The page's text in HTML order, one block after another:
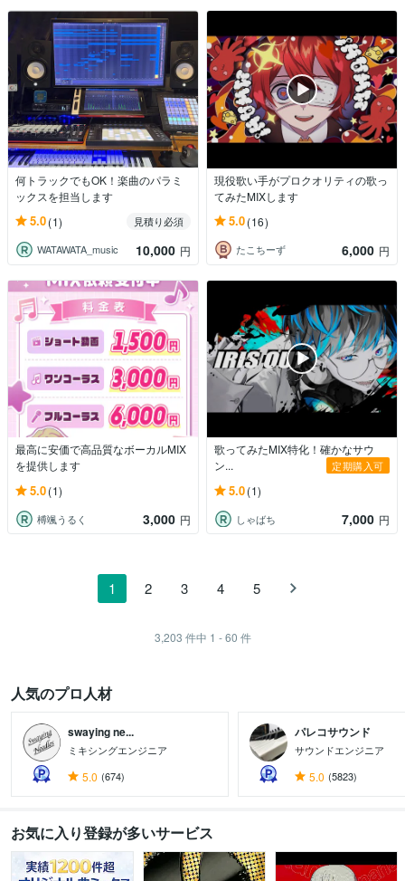
何トラックでもOK！楽曲のパラミ
ックスを担当します
5.0(1)
見積り必須
WATAWATA_music
10,000 円
現役歌い手がプロクオリティの歌っ
てみたMIXします
5.0(16)
たこちーず 6,000 円
最高に安価で高品質なボーカルMIX
を提供します
5.0(1)
榑颯うるく 3,000 円
歌ってみたMIX特化！確かなサウ
ン...
定期購入可
5.0(1)
しゃばち 7,000 円
1 2 3 4 5
3,203 件中 1 - 60 件
人気のプロ人材
swaying ne...
ミキシングエンジニア
5.0 (674)
パレコサウンド
サウンドエンジニア
5.0 (5823)
お気に入り登録が多いサービス